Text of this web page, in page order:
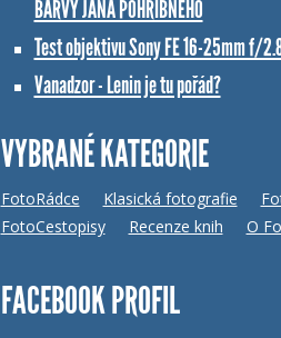
BARVY JANA POHRIBNÉHO
Test objektivu Sony FE 16-25mm f/
Vanadzor - Lenin je tu pořád?
VYBRANÉ KATEGORIE
FotoRádce Klasická fotografie
FotoCestopisy
Recenze knih O
FACEBOOK PROFIL